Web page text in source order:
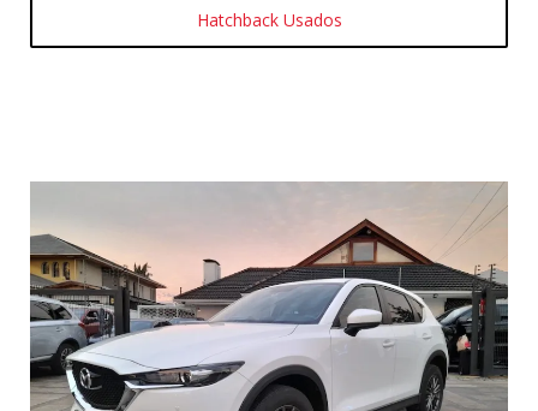
Hatchback Usados